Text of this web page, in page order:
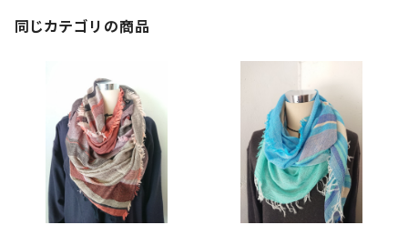
同じカテゴリの商品